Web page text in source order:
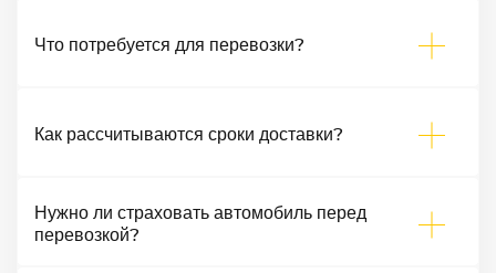
Что потребуется для перевозки?
Как рассчитываются сроки доставки?
Нужно ли страховать автомобиль перед
перевозкой?